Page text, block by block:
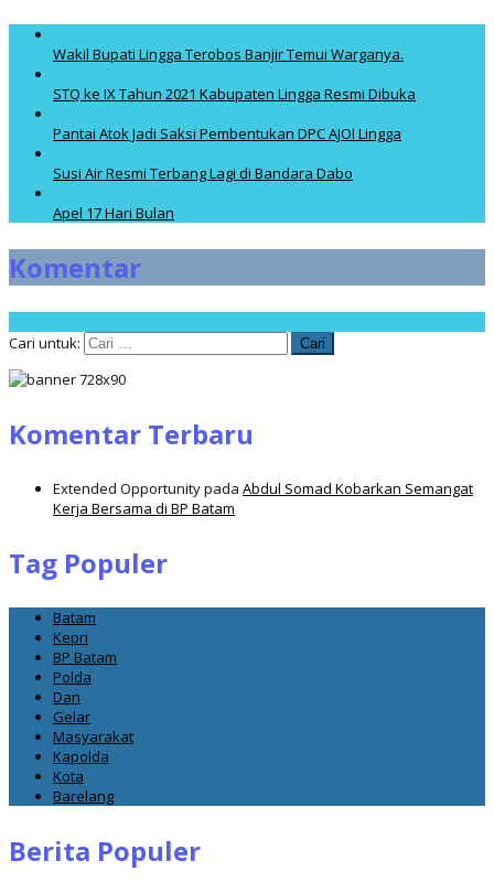
Wakil Bupati Lingga Terobos Banjir Temui Warganya.
STQ ke IX Tahun 2021 Kabupaten Lingga Resmi Dibuka
Pantai Atok Jadi Saksi Pembentukan DPC AJOI Lingga
Susi Air Resmi Terbang Lagi di Bandara Dabo
Apel 17 Hari Bulan
Komentar
Cari untuk:
Komentar Terbaru
Extended Opportunitypada Abdul Somad Kobarkan Semangat
Kerja Bersama di BP Batam
Tag Populer
Batam
Kepri
BP Batam
Polda
Dan
Gelar
Masyarakat
Kapolda
Kota
Barelang
Berita Populer